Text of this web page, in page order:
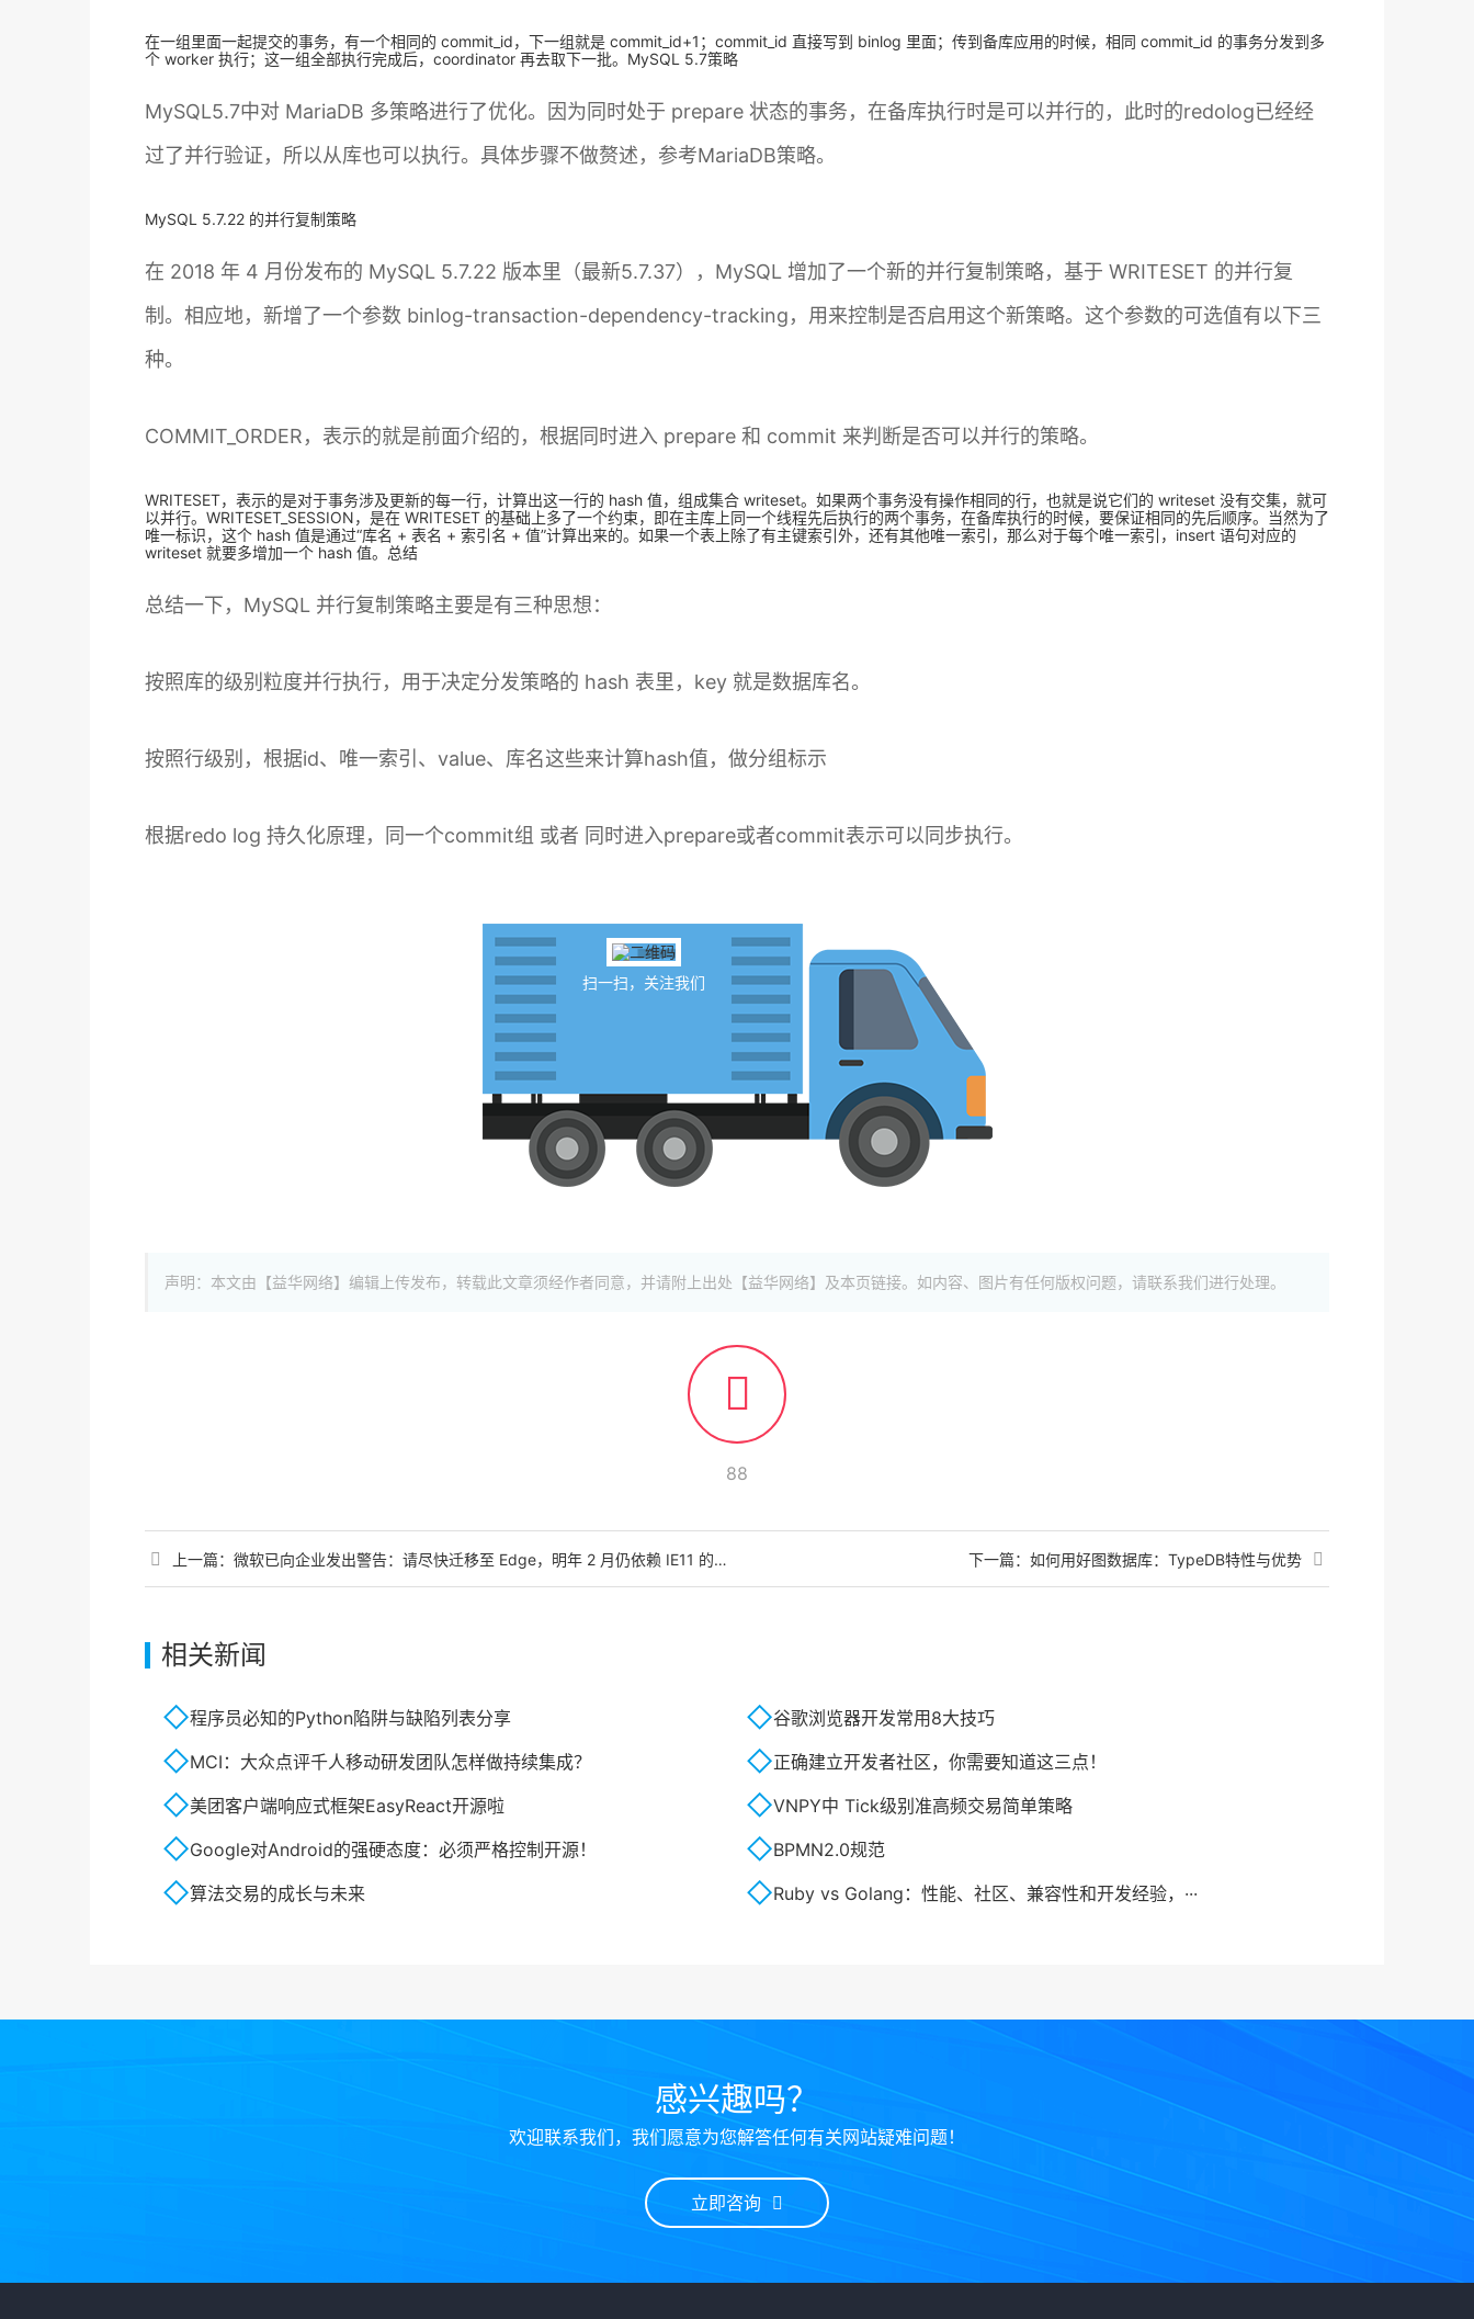
在一组里面一起提交的事务，有一个相同的 commit_id，下一组就是 commit_id+1；commit_id 直接写到 binlog 里面；传到备库应用的时候，相同 commit_id 的事务分发到多
个 worker 执行；这一组全部执行完成后，coordinator 再去取下一批。MySQL 5.7策略
MySQL5.7中对 MariaDB 多策略进行了优化。因为同时处于 prepare 状态的事务，在备库执行时是可以并行的，此时的redolog已经经
过了并行验证，所以从库也可以执行。具体步骤不做赘述，参考MariaDB策略。
MySQL 5.7.22 的并行复制策略
在 2018 年 4 月份发布的 MySQL 5.7.22 版本里（最新5.7.37），MySQL 增加了一个新的并行复制策略，基于 WRITESET 的并行复
制。相应地，新增了一个参数 binlog-transaction-dependency-tracking，用来控制是否启用这个新策略。这个参数的可选值有以下三
种。
COMMIT_ORDER，表示的就是前面介绍的，根据同时进入 prepare 和 commit 来判断是否可以并行的策略。
WRITESET，表示的是对于事务涉及更新的每一行，计算出这一行的 hash 值，组成集合 writeset。如果两个事务没有操作相同的行，也就是说它们的 writeset 没有交集，就可
以并行。WRITESET_SESSION，是在 WRITESET 的基础上多了一个约束，即在主库上同一个线程先后执行的两个事务，在备库执行的时候，要保证相同的先后顺序。当然为了
唯一标识，这个 hash 值是通过“库名 + 表名 + 索引名 + 值”计算出来的。如果一个表上除了有主键索引外，还有其他唯一索引，那么对于每个唯一索引，insert 语句对应的
writeset 就要多增加一个 hash 值。总结
总结一下，MySQL 并行复制策略主要是有三种思想：
按照库的级别粒度并行执行，用于决定分发策略的 hash 表里，key 就是数据库名。
按照行级别，根据id、唯一索引、value、库名这些来计算hash值，做分组标示
根据redo log 持久化原理，同一个commit组 或者 同时进入prepare或者commit表示可以同步执行。
扫一扫，关注我们
声明：本文由【益华网络】编辑上传发布，转载此文章须经作者同意，并请附上出处【益华网络】及本页链接。如内容、图片有任何版权问题，请联系我们进行处理。
88
上一篇： 微软已向企业发出警告：请尽快迁移至 Edge，明年 2 月仍依赖 IE11 的业务存在中断风险 下一篇：如何用好图数据库：TypeDB特性与优势
相关新闻
程序员必知的Python陷阱与缺陷列表分享
谷歌浏览器开发常用8大技巧
MCI：大众点评千人移动研发团队怎样做持续集成？
正确建立开发者社区，你需要知道这三点！
美团客户端响应式框架EasyReact开源啦
VNPY中 Tick级别准高频交易简单策略
Google对Android的强硬态度：必须严格控制开源！
BPMN2.0规范
算法交易的成长与未来
Ruby vs Golang：性能、社区、兼容性和开发经验，···
感兴趣吗？
欢迎联系我们，我们愿意为您解答任何有关网站疑难问题！
立即咨询